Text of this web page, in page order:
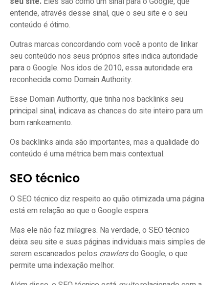
entende, através desse sinal, que o seu site e o seu
conteúdo é ótimo.
Outras marcas concordando com você a ponto de linkar
seu conteúdo nos seus próprios sites indica autoridade
para o Google. Nos idos de 2010, essa autoridade era
reconhecida como Domain Authority.
Esse Domain Authority, que tinha nos backlinks seu
principal sinal, indicava as chances do site inteiro para um
bom rankeamento.
Os backlinks ainda são importantes, mas a qualidade do
conteúdo é uma métrica bem mais contextual.
SEO técnico
O SEO técnico diz respeito ao quão otimizada uma página
está em relação ao que o Google espera.
Mas ele não faz milagres. Na verdade, o SEO técnico
deixa seu site e suas páginas individuais mais simples de
serem escaneados pelos crawlersdo Google, o que
permite uma indexação melhor.